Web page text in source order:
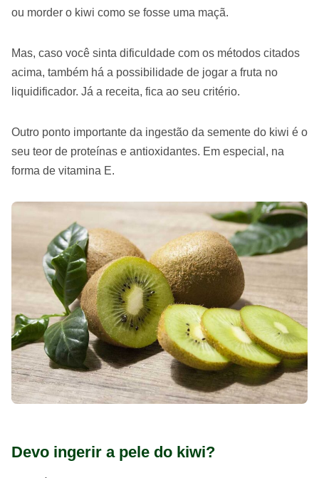
ou morder o kiwi como se fosse uma maçã.
Mas, caso você sinta dificuldade com os métodos citados
acima, também há a possibilidade de jogar a fruta no
liquidificador. Já a receita, fica ao seu critério.
Outro ponto importante da ingestão da semente do kiwi é o
seu teor de proteínas e antioxidantes. Em especial, na
forma de vitamina E.
Devo ingerir a pele do kiwi?